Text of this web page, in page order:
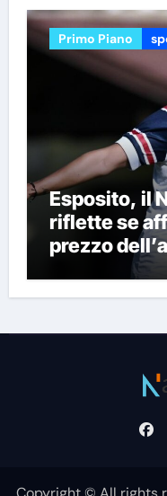
Primo Piano
Esposito, il
riflette se
prezzo